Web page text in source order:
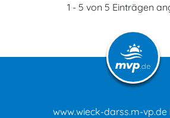
1 - 5 von 5 Einträgen
www.wieck-darss.m-vp.de